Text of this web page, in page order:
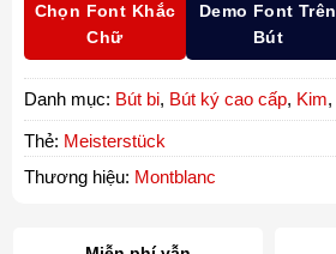
Chọn Font Khắc
Chữ
Demo Font Trên
Bút
Danh mục: Bút bi, Bút ký cao cấp, Kim,
Thẻ: Meisterstück
Thương hiệu: Montblanc